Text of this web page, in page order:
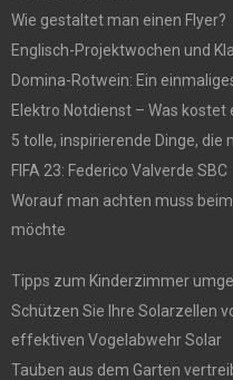
Wie gestaltet man einen Flyer?
Englisch-Projektwochen und
Domina-Rotwein: Ein
Elektro Notdienst – Was kostet
5 tolle, inspirierende Dinge,
FIFA 23: Federico Valverde SBC
Worauf man achten muss
möchte
Tipps zum Kinderzimmer
Schützen Sie Ihre Solarzellen
effektiven Vogelabwehr Solar
Tauben aus dem Garten